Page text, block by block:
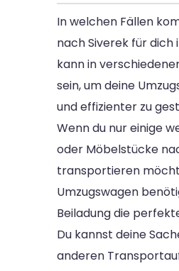
In welchen Fällen
nach Siverek für dich
kann in
sein, um deine
und effizienter zu
Wenn du nur einige
oder Möbelstücke
transportieren
Umzugswagen
Beiladung die
Du kannst deine
anderen